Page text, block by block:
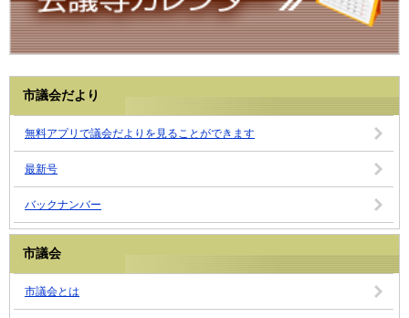
市議会だより
無料アプリで議会だよりを見ることができます
最新号
バックナンバー
市議会
市議会とは